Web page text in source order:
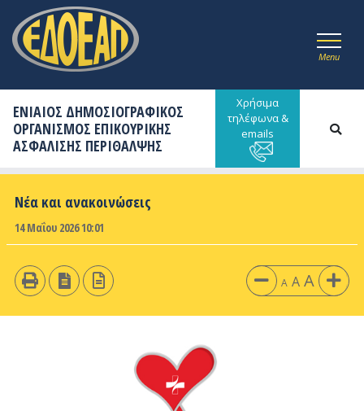
Menu
ΕΝΙΑΙΟΣ ΔΗΜΟΣΙΟΓΡΑΦΙΚΟΣ
ΟΡΓΑΝΙΣΜΟΣ ΕΠΙΚΟΥΡΙΚΗΣ
ΑΣΦΑΛΙΣΗΣ ΠΕΡΙΘΑΛΨΗΣ
Χρήσιμα
τηλέφωνα &
emails
Νέα και ανακοινώσεις
14 Μαΐου 2026 10:01
A A A